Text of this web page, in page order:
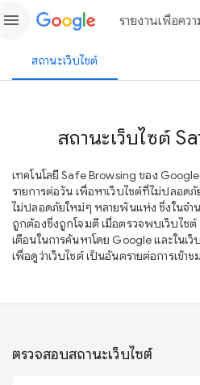
menu รายงานเพื่อคว
สถานะเว็บไซต์
สถานะเว็บไซต์
เทคโนโลยี Safe Browsing ของ
รายการต่อวัน เพื่อหาเว็บไซต์ที่ไม่ปลอด
ไม่ปลอดภัยใหม่ๆ หลายพันแห่ง ซึ่งในจำ
ถูกต้องซึ่งถูกโจมตี เมื่อตรวจพบเว็บไซต์
เตือนในการค้นหาโดย Google และในเว็
เพื่อดูว่าเว็บไซต์ เป็นอันตรายต่อการเข้า
ตรวจสอบสถานะเว็บไซต์